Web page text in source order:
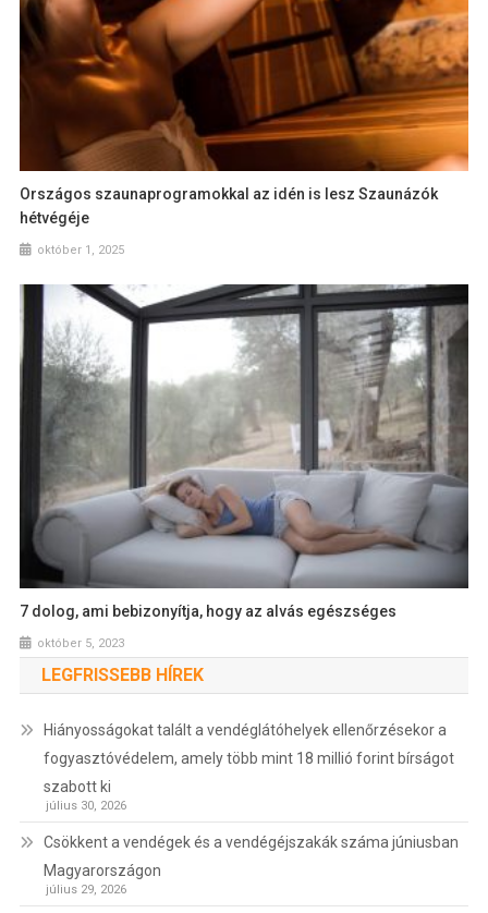
Országos szaunaprogramokkal az idén is lesz Szaunázók
hétvégéje
október 1, 2025
7 dolog, ami bebizonyítja, hogy az alvás egészséges
október 5, 2023
LEGFRISSEBB HÍREK
Hiányosságokat talált a vendéglátóhelyek ellenőrzésekor a
fogyasztóvédelem, amely több mint 18 millió forint bírságot
szabott ki
július 30, 2026
Csökkent a vendégek és a vendégéjszakák száma júniusban
Magyarországon
július 29, 2026